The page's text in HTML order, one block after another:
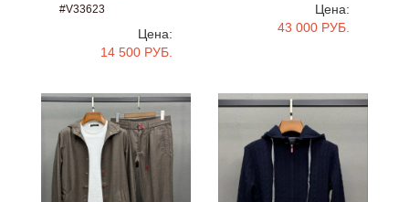
#V33623
Цена:
14 500 РУБ.
Цена:
43 000 РУБ.